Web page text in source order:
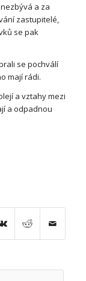
a za
zastupitelé,
se pak
se pochválí
mají rádi.
a vztahy mezi
a odpadnou